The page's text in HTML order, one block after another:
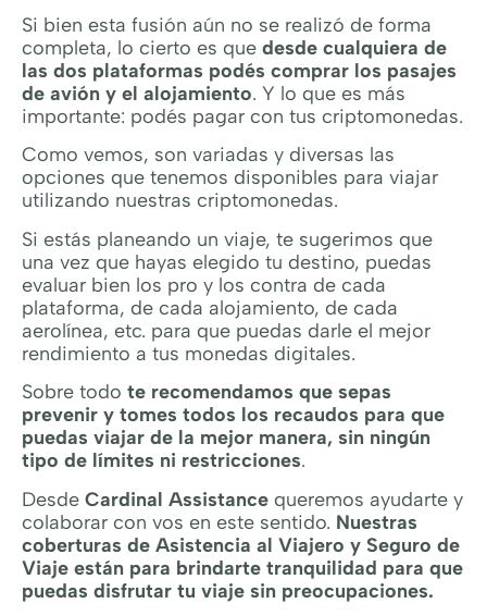
Si bien esta fusión aún no se realizó de forma
completa, lo cierto es que desde cualquiera de
las dos plataformas podés comprar los pasajes
de avión y el alojamiento. Y lo que es más
importante: podés pagar con tus criptomonedas.
Como vemos, son variadas y diversas las
opciones que tenemos disponibles para viajar
utilizando nuestras criptomonedas.
Si estás planeando un viaje, te sugerimos que
una vez que hayas elegido tu destino, puedas
evaluar bien los pro y los contra de cada
plataforma, de cada alojamiento, de cada
aerolínea, etc. para que puedas darle el mejor
rendimiento a tus monedas digitales.
Sobre todo te recomendamos que sepas
prevenir y tomes todos los recaudos para que
puedas viajar de la mejor manera, sin ningún
tipo de límites ni restricciones.
Desde Cardinal Assistance queremos ayudarte y
colaborar con vos en este sentido. Nuestras
coberturas de Asistencia al Viajero y Seguro de
Viaje están para brindarte tranquilidad para que
puedas disfrutar tu viaje sin preocupaciones.